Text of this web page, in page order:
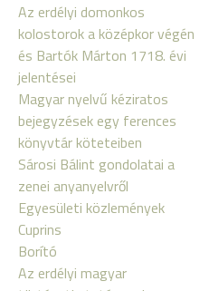
Az erdélyi domonkos
kolostorok a középkor végén
és Bartók Márton 1718. évi
jelentései
Magyar nyelvű kéziratos
bejegyzések egy ferences
könyvtár köteteiben
Sárosi Bálint gondolatai a
zenei anyanyelvről
Egyesületi közlemények
Cuprins
Borító
Az erdélyi magyar